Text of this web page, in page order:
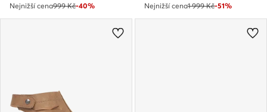
Nejnižší cena999 Kč-40%
Nejnižší cena1 999 Kč-51%